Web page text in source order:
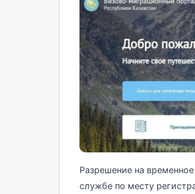
Разрешение на
службе по месту